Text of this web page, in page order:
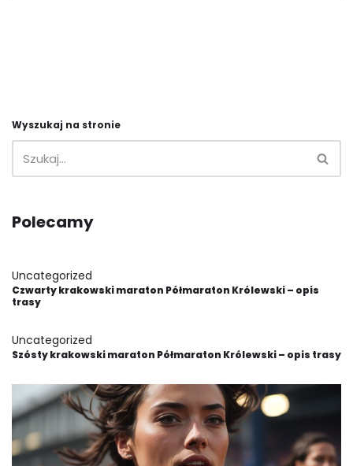
Wyszukaj na stronie
Polecamy
Uncategorized
Czwarty krakowski maraton Półmaraton Królewski – opis
trasy
Uncategorized
Szósty krakowski maraton Półmaraton Królewski – opis trasy